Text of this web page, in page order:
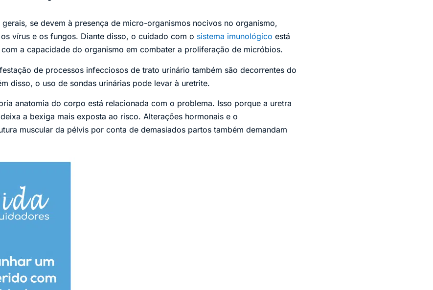
se devem à presença de micro-organismos nocivos no organismo,
vírus e os fungos. Diante disso, o cuidado com o sistema imunológico está
a capacidade do organismo em combater a proliferação de micróbios.
de processos infecciosos de trato urinário também são decorrentes do
disso, o uso de sondas urinárias pode levar à uretrite.
anatomia do corpo está relacionada com o problema. Isso porque a uretra
a bexiga mais exposta ao risco. Alterações hormonais e o
muscular da pélvis por conta de demasiados partos também demandam